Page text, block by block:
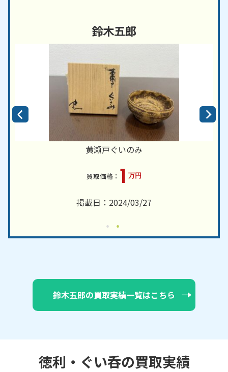
鈴木五郎
黄瀬戸ぐいのみ
1 万円
掲載日：2024/03/27
鈴木五郎の買取実績一覧はこちら
徳利・ぐい呑の買取実績